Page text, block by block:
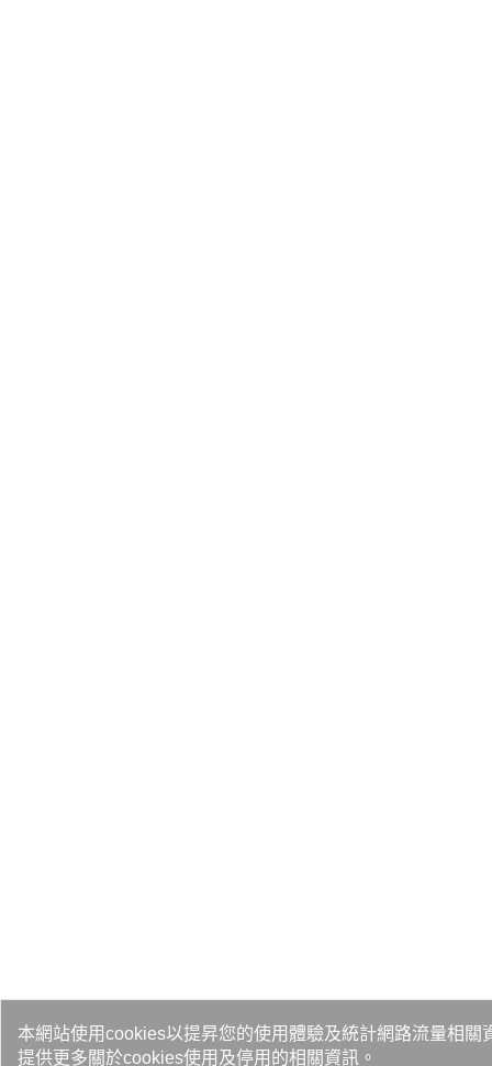
本網站使用cookies以提昇您的使用體驗及統計網路流量相
提供更多關於cookies使用及停用的相關資訊。